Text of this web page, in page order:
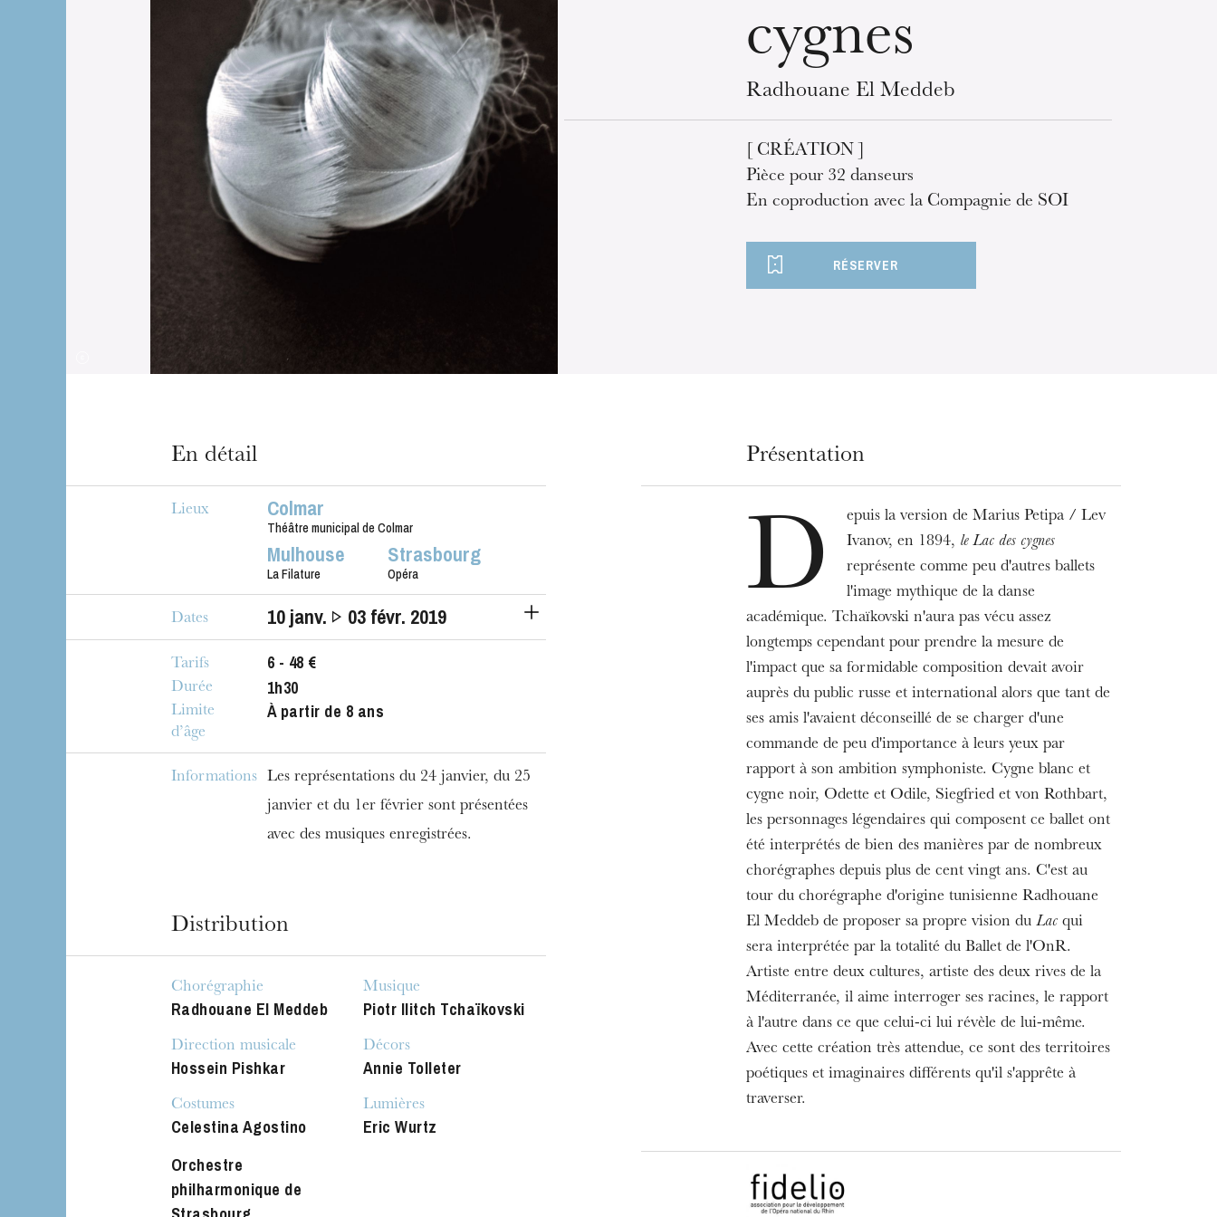
cygnes
Radhouane El Meddeb
[ CRÉATION ]
Pièce pour 32 danseurs
En coproduction avec la Compagnie de SOI
RÉSERVER
En détail
Lieux Colmar
Théâtre municipal de Colmar
Mulhouse
La Filature
Strasbourg
Opéra
Dates 10janv. 03févr. 2019
Tarifs 6 - 48 €
Durée 1h30
Limite
d’âge
À partir de 8 ans
Informations
Les représentations du 24 janvier, du 25
janvier et du 1er février sont présentées
avec des musiques enregistrées.
Distribution
Chorégraphie
Radhouane El Meddeb
Musique
Piotr Ilitch Tchaïkovski
Direction musicale
Hossein Pishkar
Décors
Annie Tolleter
Costumes
Celestina Agostino
Lumières
Eric Wurtz
Orchestre
philharmonique de
Présentation
D
epuis la version de Marius Petipa / Lev
Ivanov, en 1894, le Lac des cygnes
représente comme peu d'autres ballets
l'image mythique de la danse
académique. Tchaïkovski n'aura pas vécu assez
longtemps cependant pour prendre la mesure de
l'impact que sa formidable composition devait avoir
auprès du public russe et international alors que tant de
ses amis l'avaient déconseillé de se charger d'une
commande de peu d'importance à leurs yeux par
rapport à son ambition symphoniste. Cygne blanc et
cygne noir, Odette et Odile, Siegfried et von Rothbart,
les personnages légendaires qui composent ce ballet ont
été interprétés de bien des manières par de nombreux
chorégraphes depuis plus de cent vingt ans. C'est au
tour du chorégraphe d'origine tunisienne Radhouane
El Meddeb de proposer sa propre vision duLac qui
sera interprétée par la totalité du Ballet de l'OnR.
Artiste entre deux cultures, artiste des deux rives de la
Méditerranée, il aime interroger ses racines, le rapport
à l'autre dans ce que celui-ci lui révèle de lui-même.
Avec cette création très attendue, ce sont des territoires
poétiques et imaginaires différents qu'il s'apprête à
traverser.